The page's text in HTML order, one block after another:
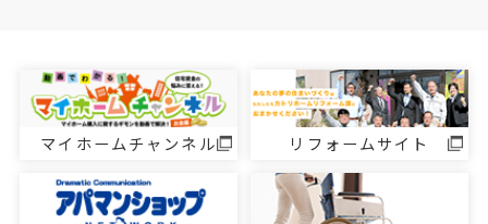
マイホームチャンネル リフォームサイト